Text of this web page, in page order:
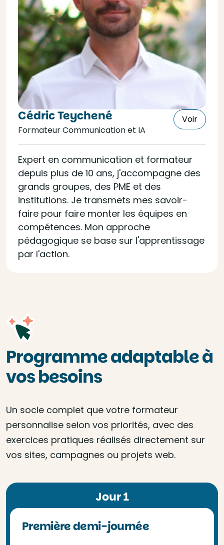
Cédric Teychené
Formateur Communication et IA
Voir
Expert en communication et formateur
depuis plus de 10 ans, j'accompagne des
grands groupes, des PME et des
institutions. Je transmets mes savoir-
faire pour faire monter les équipes en
compétences. Mon approche
pédagogique se base sur l'apprentissage
par l'action.
Programme adaptable à
vos besoins
Un socle complet que votre formateur
personnalise selon vos priorités, avec des
exercices pratiques réalisés directement sur
vos sites, campagnes ou projets web.
Jour 1
Première demi-journée